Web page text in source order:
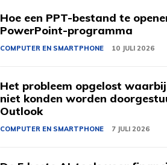
Hoe een PPT-bestand te
PowerPoint-programma
COMPUTER EN SMARTPHONE 10 JULI 2026
Het probleem opgelost
niet konden worden
Outlook
COMPUTER EN SMARTPHONE 7 JULI 2026